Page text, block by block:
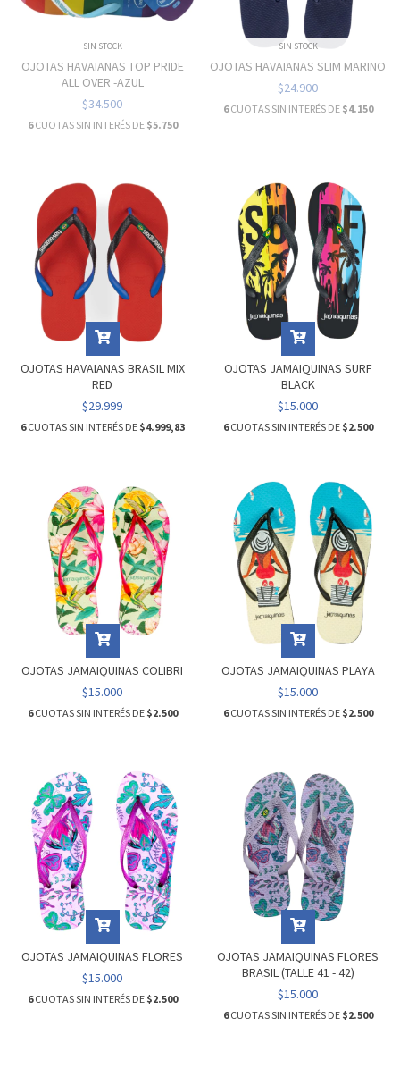
SIN STOCK
OJOTAS HAVAIANAS TOP PRIDE
ALL OVER -AZUL
$34.500
6CUOTAS SIN INTERÉS DE $5.750
SIN STOCK
OJOTAS HAVAIANAS SLIM MARINO
$24.900
6CUOTAS SIN INTERÉS DE $4.150
OJOTAS HAVAIANAS BRASIL MIX
RED
$29.999
6CUOTAS SIN INTERÉS DE $4.999,83
OJOTAS JAMAIQUINAS SURF
BLACK
$15.000
6CUOTAS SIN INTERÉS DE $2.500
OJOTAS JAMAIQUINAS COLIBRI
$15.000
6CUOTAS SIN INTERÉS DE $2.500
OJOTAS JAMAIQUINAS PLAYA
$15.000
6CUOTAS SIN INTERÉS DE $2.500
OJOTAS JAMAIQUINAS FLORES
$15.000
6CUOTAS SIN INTERÉS DE $2.500
OJOTAS JAMAIQUINAS FLORES
BRASIL (TALLE 41 - 42)
$15.000
6CUOTAS SIN INTERÉS DE $2.500